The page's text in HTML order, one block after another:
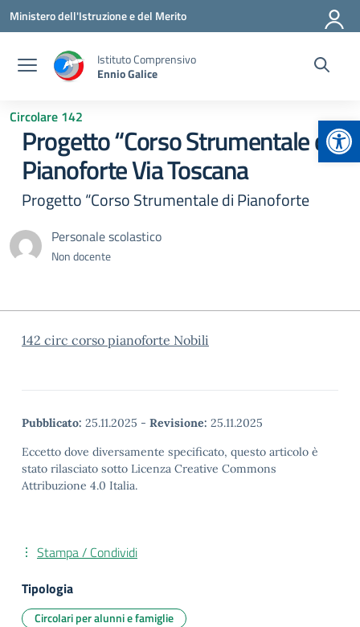
Vai ai contenuti
Vai al menu di navigazione
Vai al footer
Ministero dell'Istruzione e del Merito
Istituto Comprensivo
Ennio Galice
Circolare 142
Progetto “Corso Strumentale di
Pianoforte Via Toscana
Progetto “Corso Strumentale di Pianoforte
Personale scolastico
Non docente
142 circ corso pianoforte Nobili
Pubblicato: 25.11.2025 - Revisione: 25.11.2025
Eccetto dove diversamente specificato, questo articolo è
stato rilasciato sotto Licenza Creative Commons
Attribuzione 4.0 Italia.
Stampa / Condividi
Tipologia
Circolari per alunni e famiglie